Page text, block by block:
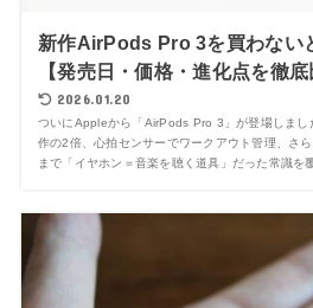
新作AirPods Pro 3を買わない
【発売日・価格・進化点を徹底
2026.01.20
ついにAppleから「AirPods Pro 3」が登場しまし
作の2倍、心拍センサーでワークアウト管理、さ
まで「イヤホン＝音楽を聴く道具」だった常識を